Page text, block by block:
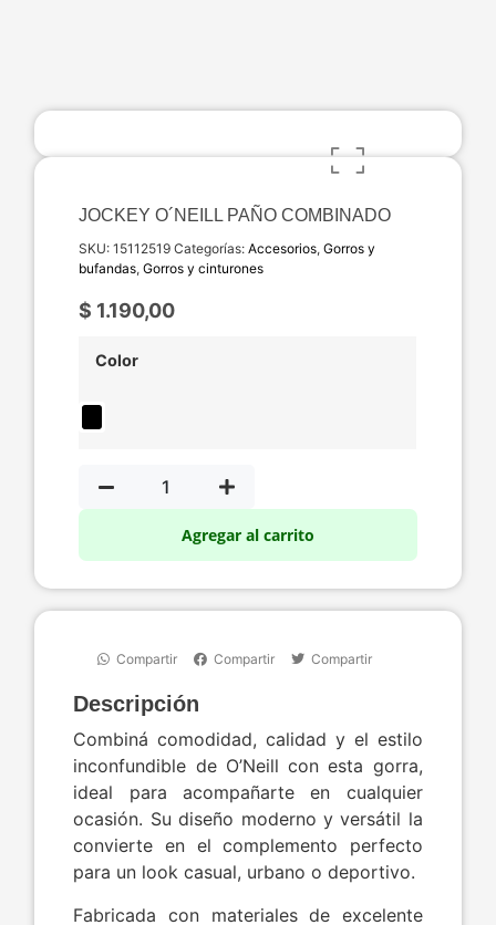
JOCKEY O´NEILL PAÑO COMBINADO
SKU:15112519 Categorías:Accesorios,Gorros y
bufandas,Gorros y cinturones
$ 1.190,00
Color
Agregar al carrito
Compartir Compartir Compartir
Descripción
Combiná comodidad, calidad y el estilo
inconfundible de O’Neill con esta gorra,
ideal para acompañarte en cualquier
ocasión. Su diseño moderno y versátil la
convierte en el complemento perfecto
para un look casual, urbano o deportivo.
Fabricada con materiales de excelente